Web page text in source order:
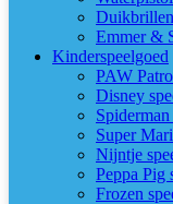
Duikbrillen
Emmer &
Kinderspeelgoed
PAW
Disney
Super
Nijntje
Peppa Pig
Frozen